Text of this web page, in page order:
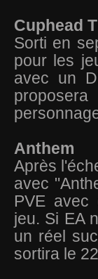
Cuphead
Sorti en
pour les
avec un
Anthem
Après
avec
PVE avec
jeu. Si EA
un réel
sortira le